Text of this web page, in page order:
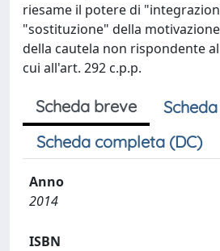
riesame il potere di
"sostituzione" della
della cautela non rispondente
cui all'art. 292 c.p.p.
Scheda breve
Scheda completa (DC)
Anno
2014
ISBN